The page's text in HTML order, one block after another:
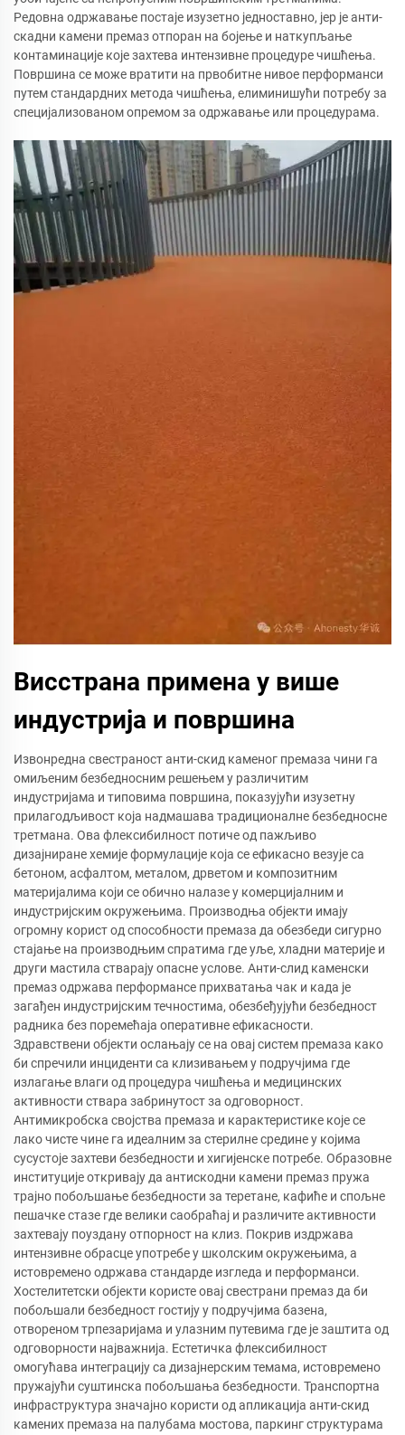
Редовна одржавање постаје изузетно једноставно, јер је анти-
скадни камени премаз отпоран на бојење и наткупљање
контаминације које захтева интензивне процедуре чишћења.
Површина се може вратити на првобитне нивое перформанси
путем стандардних метода чишћења, елиминишући потребу за
специјализованом опремом за одржавање или процедурама.
Висстрана примена у више
индустрија и површина
Извонредна свестраност анти-скид каменог премаза чини га
омиљеним безбедносним решењем у различитим
индустријама и типовима површина, показујући изузетну
прилагодљивост која надмашава традиционалне безбедносне
третмана. Ова флексибилност потиче од пажљиво
дизајниране хемије формулације која се ефикасно везује са
бетоном, асфалтом, металом, дрветом и композитним
материјалима који се обично налазе у комерцијалним и
индустријским окружењима. Производња објекти имају
огромну корист од способности премаза да обезбеди сигурно
стајање на производњим спратима где уље, хладни материје и
други мастила стварају опасне услове. Анти-слид каменски
премаз одржава перформансе прихватања чак и када је
загађен индустријским течностима, обезбеђујући безбедност
радника без поремећаја оперативне ефикасности.
Здравствени објекти ослањају се на овај систем премаза како
би спречили инциденти са клизивањем у подручјима где
излагање влаги од процедура чишћења и медицинских
активности ствара забринутост за одговорност.
Антимикробска својства премаза и карактеристике које се
лако чисте чине га идеалним за стерилне средине у којима
сусустоје захтеви безбедности и хигијенске потребе. Образовне
институције откривају да антискодни камени премаз пружа
трајно побољшање безбедности за теретане, кафиће и спољне
пешачке стазе где велики саобраћај и различите активности
захтевају поуздану отпорност на клиз. Покрив издржава
интензивне обрасце употребе у школским окружењима, а
истовремено одржава стандарде изгледа и перформанси.
Хостелитетски објекти користе овај свестрани премаз да би
побољшали безбедност гостију у подручјима базена,
отвореном трпезаријама и улазним путевима где је заштита од
одговорности најважнија. Естетичка флексибилност
омогућава интеграцију са дизајнерским темама, истовремено
пружајући суштинска побољшања безбедности. Транспортна
инфраструктура значајно користи од апликација анти-скид
камених премаза на палубама мостова, паркинг структурама